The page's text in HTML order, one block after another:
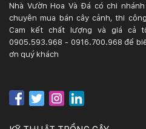
Công
-
Hòa
Quý
-
Nẵng
Nhà Vườn Hoa Và Đá có chi
chuyên mua bán cây cảnh, thi
Cam kết chất lượng và giá cả
0905.593.968 - 0916.700.968 để
ơn quý khách